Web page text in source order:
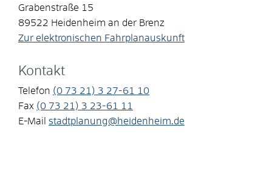
Grabenstraße 15
89522 Heidenheim an der Brenz
Zur elektronischen Fahrplanauskunft
Kontakt
Telefon (0 73 21) 3 27-61
10
Fax (0 73 21) 3 23-61
11
E-Mail stadtplanung@heidenheim.de